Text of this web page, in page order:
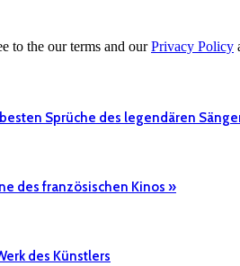
to the our terms and ourPrivacy Policy
Sprüche des legendären
des französischen Kinos »
des Künstlers